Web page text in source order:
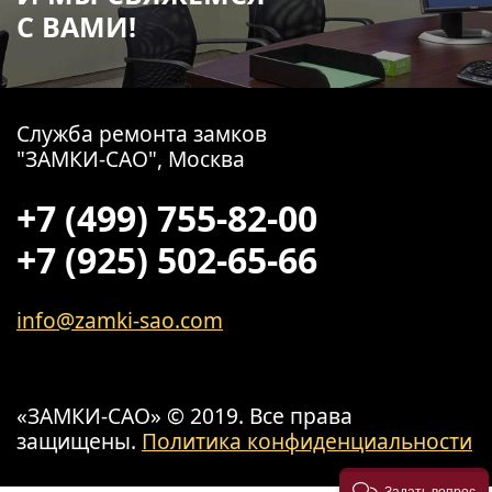
С ВАМИ!
Служба ремонта замков
"ЗАМКИ-САО", Москва
+7 (499) 755-82-00
+7 (925) 502-65-66
info@zamki-sao.com
«ЗАМКИ-САО» © 2019. Все права
защищены. Политика конфиденциальности